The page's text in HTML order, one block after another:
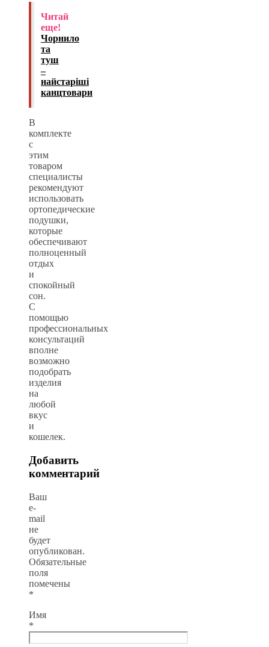
Читай
еще!
Чорнило
та
туш
–
найстаріші
канцтовари
В
комплекте
с
этим
товаром
специалисты
рекомендуют
использовать
ортопедические
подушки,
которые
обеспечивают
полноценный
отдых
и
спокойный
сон.
С
помощью
профессиональных
консультаций
вполне
возможно
подобрать
изделия
на
любой
вкус
и
кошелек.
Добавить
комментарий
Ваш
e-
mail
не
будет
опубликован.
Обязательные
поля
помечены
*
Имя
*